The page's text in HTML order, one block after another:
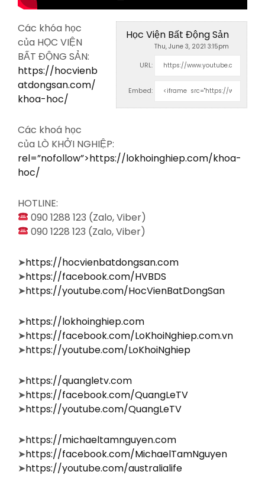
Học Viện Bất Động Sản
Thu, June 3, 2021 3:15pm
URL:
Embed:
Các khóa học
của HỌC VIỆN
BẤT ĐỘNG SẢN:
https://hocvienb
atdongsan.com/
khoa-hoc/
Các khoá học
của LÒ KHỞI NGHIỆP:
rel=”nofollow”>https://lokhoinghiep.com/khoa-
hoc/
HOTLINE:
090 1288 123 (Zalo, Viber)
090 1228 123 (Zalo, Viber)
➤https://hocvienbatdongsan.com
➤https://facebook.com/HVBDS
➤https://youtube.com/HocVienBatDongSan
➤https://lokhoinghiep.com
➤https://facebook.com/LoKhoiNghiep.com.vn
➤https://youtube.com/LoKhoiNghiep
➤https://quangletv.com
➤https://facebook.com/QuangLeTV
➤https://youtube.com/QuangLeTV
➤https://michaeltamnguyen.com
➤https://facebook.com/MichaelTamNguyen
➤https://youtube.com/australialife